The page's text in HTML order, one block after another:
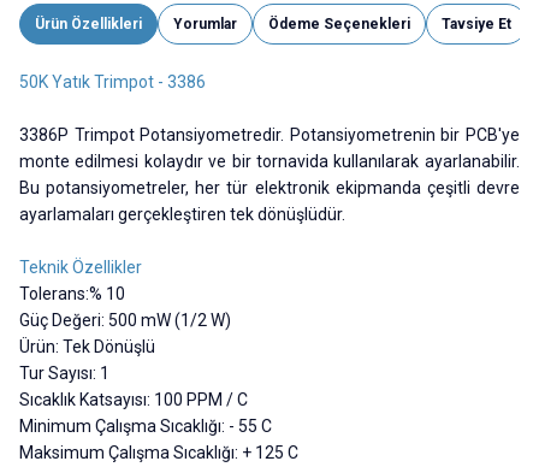
Ürün Özellikleri Yorumlar Ödeme Seçenekleri Tavsiye Et
50K Yatık Trimpot - 3386
3386P Trimpot Potansiyometredir. Potansiyometrenin bir PCB'ye
monte edilmesi kolaydır ve bir tornavida kullanılarak ayarlanabilir.
Bu potansiyometreler, her tür elektronik ekipmanda çeşitli devre
ayarlamaları gerçekleştiren tek dönüşlüdür.
Teknik Özellikler
Tolerans:% 10
Güç Değeri: 500 mW (1/2 W)
Ürün: Tek Dönüşlü
Tur Sayısı: 1
Sıcaklık Katsayısı: 100 PPM / C
Minimum Çalışma Sıcaklığı: - 55 C
Maksimum Çalışma Sıcaklığı: + 125 C